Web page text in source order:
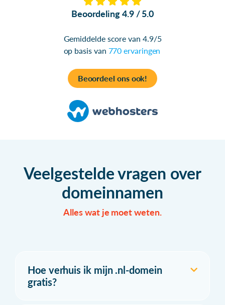
Beoordeling 4.9 / 5.0
Gemiddelde score van 4.9/5
op basis van 770 ervaringen
Beoordeel ons ook!
Veelgestelde vragen over
domeinnamen
Alles wat je moet weten.
Hoe verhuis ik mijn .nl-domein
gratis?